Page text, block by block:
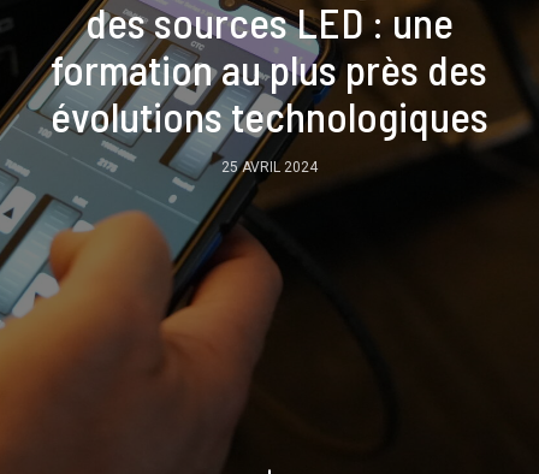
des sources LED : une
formation au plus près des
évolutions technologiques
25 AVRIL 2024